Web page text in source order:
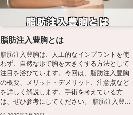
脂肪注入豊胸とは
脂肪注入豊胸は、人工的なインプラントを使
わず、自然な形で胸を大きくする方法として
注目を浴びています。今回は、脂肪注入豊胸
の概要、メリット・デメリット、注意点など
を詳しく解説します。手術を考えている方
は、ぜひ参考にしてください。 脂肪注入豊...